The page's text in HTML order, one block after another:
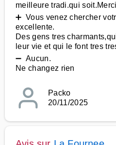
meilleure tradi.qui
➕ Vous venez chercher
excellente.
Des gens tres
leur vie et qui le font tres
➖ Aucun.
Ne changez rien
Packo
20/11/2025